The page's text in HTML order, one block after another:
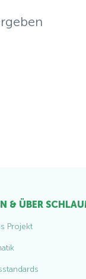
& ÜBER
Projekt